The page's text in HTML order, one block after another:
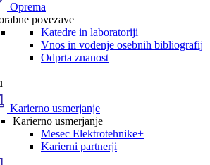
Oprema
povezave
Katedre in laboratoriji
Vnos in vodenje osebnih bibliografij
Odprta znanost
Karierno usmerjanje
Karierno usmerjanje
Mesec Elektrotehnike+
Karierni partnerji